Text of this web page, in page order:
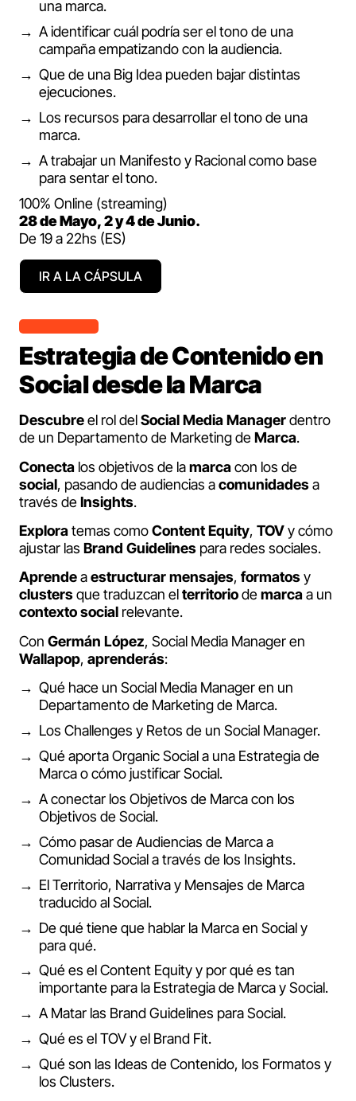
una marca.
A identificar cuál podría ser el tono de una
campaña empatizando con la audiencia.
Que de una Big Idea pueden bajar distintas
ejecuciones.
Los recursos para desarrollar el tono de una
marca.
A trabajar un Manifesto y Racional como base
para sentar el tono.
100% Online (streaming)
28 de Mayo, 2 y 4 de Junio.
De 19 a 22hs (ES)
IR A LA CÁPSULA
Estrategia de Contenido en
Social desde la Marca
Descubreel rol delSocial Media Managerdentro
de un Departamento de Marketing deMarca.
Conecta los objetivos de lamarcacon los de
social, pasando de audiencias acomunidadesa
través deInsights.
Exploratemas comoContent Equity, TOVy cómo
ajustar las Brand Guidelines para redes sociales.
Aprendeaestructurarmensajes, formatosy
clustersque traduzcan elterritoriodemarcaa un
contextosocial relevante.
Con Germán López, Social Media Manager en
Wallapop, aprenderás:
Qué hace un Social Media Manager en un
Departamento de Marketing de Marca.
Los Challenges y Retos de un Social Manager.
Qué aporta Organic Social a una Estrategia de
Marca o cómo justificar Social.
A conectar los Objetivos de Marca con los
Objetivos de Social.
Cómo pasar de Audiencias de Marca a
Comunidad Social a través de los Insights.
El Territorio, Narrativa y Mensajes de Marca
traducido al Social.
De qué tiene que hablar la Marca en Social y
para qué.
Qué es el Content Equity y por qué es tan
importante para la Estrategia de Marca y Social.
A Matar las Brand Guidelines para Social.
Qué es el TOV y el Brand Fit.
Qué son las Ideas de Contenido, los Formatos y
los Clusters.